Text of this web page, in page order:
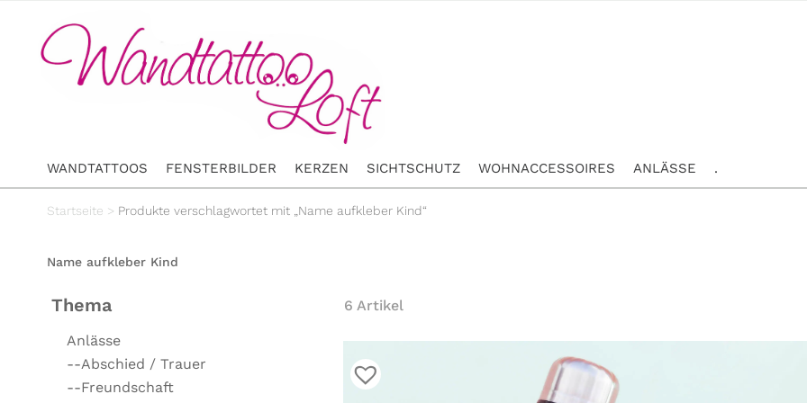
WANDTATTOOS FENSTERBILDER KERZEN SICHTSCHUTZ WOHNACCESSOIRES ANLÄSSE .
Startseite > Produkte verschlagwortet mit „Name aufkleber Kind“
Name aufkleber Kind
Thema
Anlässe
--Abschied / Trauer
--Freundschaft
6 Artikel